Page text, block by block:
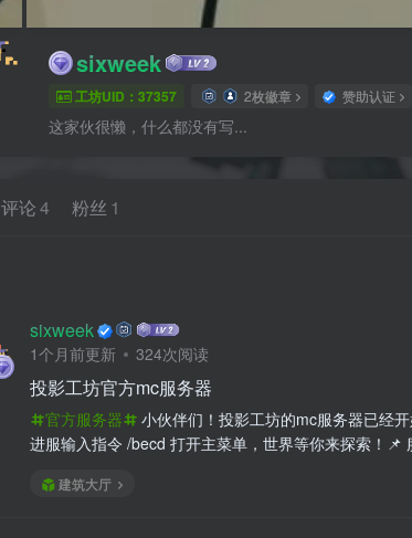
sixweek
工坊UID：37357 2枚徽章 赞助认证
这家伙很懒，什么都没有写...
评论4 粉丝 1
sixweek
1个月前更新 324次阅读
投影工坊官方mc服务器
官方服务器
小伙伴们！投影工坊的mc服务器已经
进服输入指令 /becd 打开主菜单，世界等你来探索！
建筑大厅